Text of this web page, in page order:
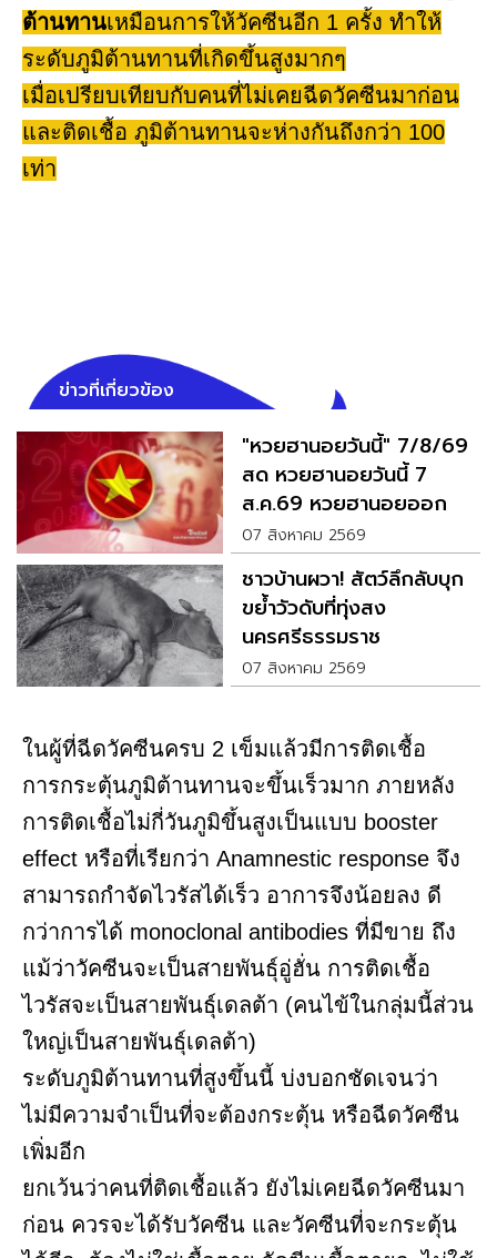
ต้านทานเหมือนการให้วัคซีนอีก 1 ครั้ง ทำให้
ระดับภูมิต้านทานที่เกิดขึ้นสูงมากๆ
เมื่อเปรียบเทียบกับคนที่ไม่เคยฉีดวัคซีนมาก่อน
และติดเชื้อ ภูมิต้านทานจะห่างกันถึงกว่า 100
เท่า
ข่าวที่เกี่ยวข้อง
"หวยฮานอยวันนี้" 7/8/69
สด หวยฮานอยวันนี้ 7
ส.ค.69 หวยฮานอยออก
อะไร
07 สิงหาคม 2569
ชาวบ้านผวา! สัตว์ลึกลับบุก
ขย้ำวัวดับที่ทุ่งสง
นครศรีธรรมราช
07 สิงหาคม 2569
ในผู้ที่ฉีดวัคซีนครบ 2 เข็มแล้วมีการติดเชื้อ
การกระตุ้นภูมิต้านทานจะขึ้นเร็วมาก ภายหลัง
การติดเชื้อไม่กี่วันภูมิขึ้นสูงเป็นแบบ booster
effect หรือที่เรียกว่า Anamnestic response จึง
สามารถกำจัดไวรัสได้เร็ว อาการจึงน้อยลง ดี
กว่าการได้ monoclonal antibodies ที่มีขาย ถึง
แม้ว่าวัคซีนจะเป็นสายพันธุ์อู่ฮั่น การติดเชื้อ
ไวรัสจะเป็นสายพันธุ์เดลต้า (คนไข้ในกลุ่มนี้ส่วน
ใหญ่เป็นสายพันธุ์เดลต้า)
ระดับภูมิต้านทานที่สูงขึ้นนี้ บ่งบอกชัดเจนว่า
ไม่มีความจำเป็นที่จะต้องกระตุ้น หรือฉีดวัคซีน
เพิ่มอีก
ยกเว้นว่าคนที่ติดเชื้อแล้ว ยังไม่เคยฉีดวัคซีนมา
ก่อน ควรจะได้รับวัคซีน และวัคซีนที่จะกระตุ้น